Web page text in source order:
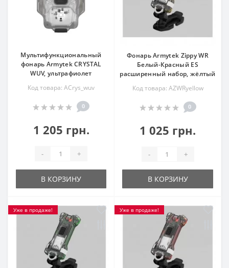
Мультифункциональный
фонарь Armytek CRYSTAL
WUV, ультрафиолет
Код товара: ACrys_wuv
0
1 205 грн.
- +
В КОРЗИНУ
Фонарь Armytek Zippy WR
Белый-Красный ES
расширенный набор, жёлтый
Код товара: AZWRyellow
0
1 025 грн.
- +
В КОРЗИНУ
Уже в продаже! Уже в продаже!